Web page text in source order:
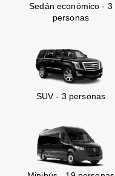
Sedán económico - 3
personas
SUV - 3 personas